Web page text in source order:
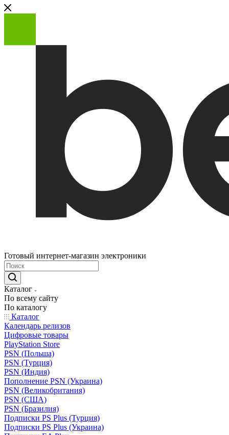
Готовый интернет-магазин электроники
Каталог
По всему сайту
По каталогу
Каталог
Календарь релизов
Цифровые товары
PlayStation Store
PSN (Польша)
PSN (Турция)
PSN (Индия)
Пополнение PSN (Украина)
PSN (Великобритания)
PSN (США)
PSN (Бразилия)
Подписки PS Plus (Турция)
Подписки PS Plus (Украина)